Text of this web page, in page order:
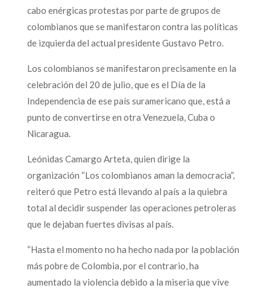
cabo enérgicas protestas por parte de grupos de
colombianos que se manifestaron contra las políticas
de izquierda del actual presidente Gustavo Petro.
Los colombianos se manifestaron precisamente en la
celebración del 20 de julio, que es el Día de la
Independencia de ese país suramericano que, está a
punto de convertirse en otra Venezuela, Cuba o
Nicaragua.
Leónidas Camargo Arteta, quien dirige la
organización “Los colombianos aman la democracia”,
reiteró que Petro está llevando al país a la quiebra
total al decidir suspender las operaciones petroleras
que le dejaban fuertes divisas al país.
“Hasta el momento no ha hecho nada por la población
más pobre de Colombia, por el contrario, ha
aumentado la violencia debido a la miseria que vive